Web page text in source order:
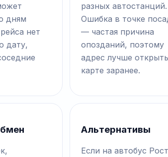
дням
нет
дату,
разных автостанций.
Ошибка в точке
— частая причина
опозданий, поэтому
адрес лучше
карте заранее.
Альтернативы
Если на автобус